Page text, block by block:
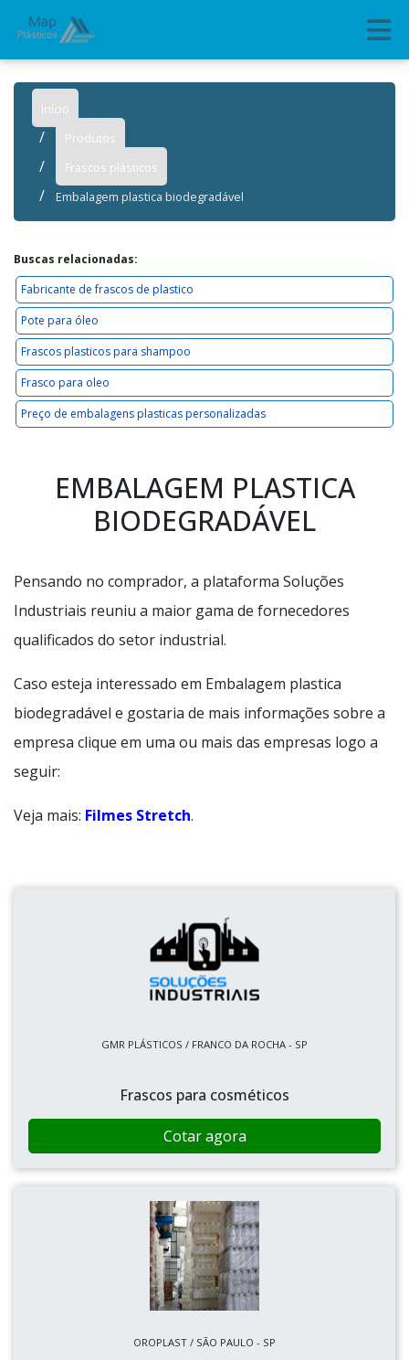
Início
Produtos
Frascos plásticos
Embalagem plastica biodegradável
Buscas relacionadas:
Fabricante de frascos de plastico
Pote para óleo
Frascos plasticos para shampoo
Frasco para oleo
Preço de embalagens plasticas personalizadas
EMBALAGEM PLASTICA
BIODEGRADÁVEL
Pensando no comprador, a plataforma Soluções
Industriais reuniu a maior gama de fornecedores
qualificados do setor industrial.
Caso esteja interessado em Embalagem plastica
biodegradável e gostaria de mais informações sobre a
empresa clique em uma ou mais das empresas logo a
seguir:
Veja mais: Filmes Stretch.
GMR PLÁSTICOS / FRANCO DA ROCHA - SP
Frascos para cosméticos
Cotar agora
OROPLAST / SÃO PAULO - SP